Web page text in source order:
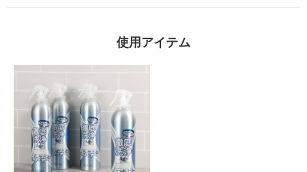
商品紹介
使用アイテム